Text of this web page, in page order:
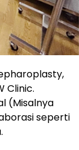
Clinic.
(Misalnya
seperti